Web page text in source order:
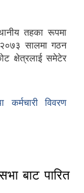
तहका रूपमा
सालमा गठन
क्षेत्रलाई समेटेर
कर्मचारी विवरण
बाट पारित